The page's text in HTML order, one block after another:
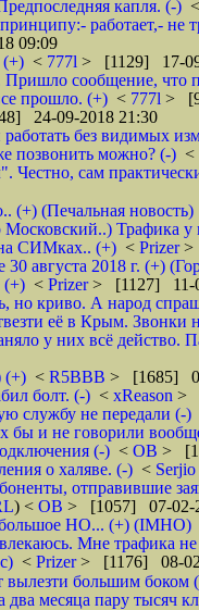
капля. (-) <
работает,-
09:09
(+) < 777l > [1129] 17-
сообщение, что
прошло. (+) < 777l >
24-09-2018 21:30
без видимых
позвонить можно? (-) <
Честно, сам
(+) (Печальная новость)
Трафика
СИМках.. (+) < Prizer>
августа 2018 г. (+)
(+) < Prizer> [1127] 11-
но криво. А народ
её в Крым. Звонки
у них всё
(+) < R5BBB > [1685]
болт. (-) < xReason >
службу не передали (-)
бы и не говорили
(-) < ОВ >
о халяве. (-) < Serjio
отправившие
) < ОВ > [1057] 07-02-
большое НО... (+) (IMHO)
Мне трафика
< Prizer> [1176] 08-
вылезти большим
месяца пару тысяч